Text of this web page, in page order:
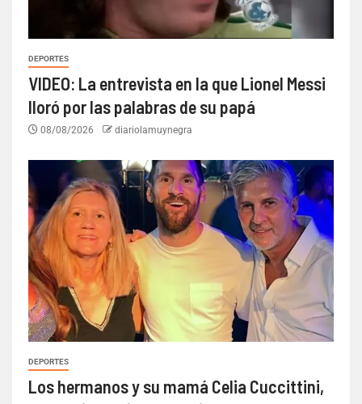
DEPORTES
VIDEO: La entrevista en la que Lionel Messi
lloró por las palabras de su papá
08/08/2026 diariolamuynegra
DEPORTES
Los hermanos y su mamá Celia Cuccittini,